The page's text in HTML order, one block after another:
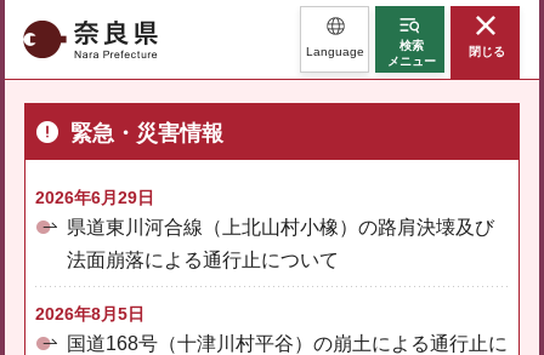
奈良県 Language
検索
メニュー
閉じる
緊急・災害情報
2026年6月29日
県道東川河合線（上北山村小橡）の路肩決壊及び
法面崩落による通行止について
2026年8月5日
国道168号（十津川村平谷）の崩土による通行止に